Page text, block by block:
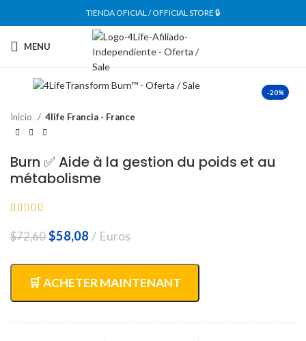
TIENDA OFICIAL / OFFICIAL STORE 🔒
MENU
-20%
Inicio 4life Francia - France
Burn ✅ Aide à la gestion du poids et au
métabolisme
$72,60 El
original
era:
$72,60.
$58,08 El
actual
es:
$58,08.
Euros
🛒 ACHETER MAINTENANT